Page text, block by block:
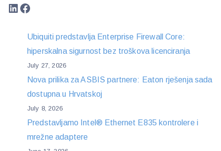
LinkedIn
Facebook
Ubiquiti predstavlja Enterprise Firewall Core:
hiperskalna sigurnost bez troškova licenciranja
July 27, 2026
Nova prilika za ASBIS partnere: Eaton rješenja sada
dostupna u Hrvatskoj
July 8, 2026
Predstavljamo Intel® Ethernet E835 kontrolere i
mrežne adaptere